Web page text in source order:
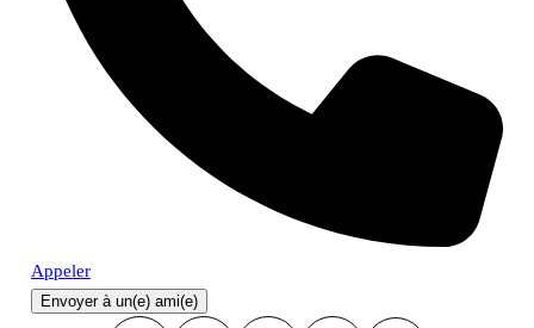
Appeler
Envoyer à un(e) ami(e)